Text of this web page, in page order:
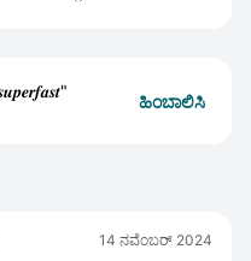
ಹಿಂಬಾಲಿಸಿ
14 ನವೆಂಬರ್ 2024